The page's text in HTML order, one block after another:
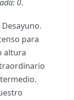
0.
Desayuno.
para
altura